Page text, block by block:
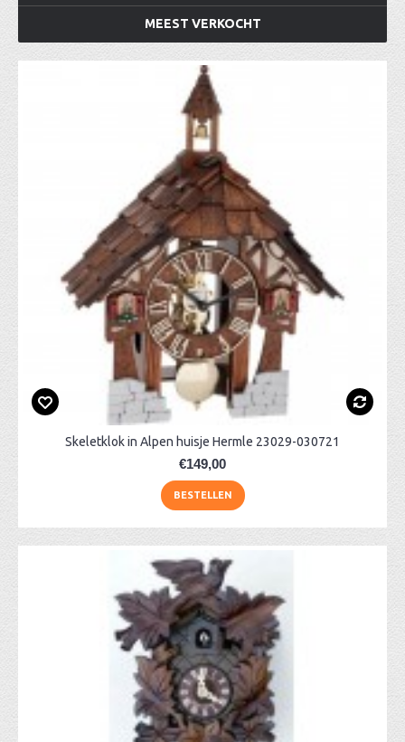
MEEST VERKOCHT
Skeletklok in Alpen huisje Hermle 23029-030721
€149,00
BESTELLEN